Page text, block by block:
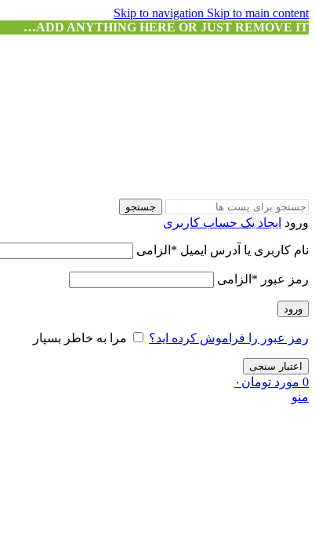
Skip to navigation Skip to main content
ADD ANYTHING HERE OR JUST REMOVE IT…
جستجو
ورود ایجاد یک حساب کاربری
نام کاربری یا آدرس ایمیل * الزامی
رمز عبور * الزامی
ورود
رمز عبور را فراموش کرده اید؟ مرا به خاطر بسپار
اعتبار سنجی
0 مورد تومان ۰
منو